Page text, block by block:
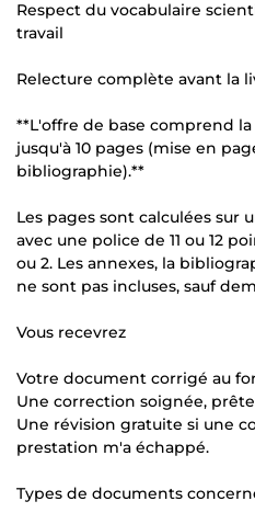
Respect du vocabulaire
travail
Relecture complète avant la
**L'offre de base comprend
jusqu'à 10 pages (mise en
bibliographie).**
Les pages sont calculées sur
avec une police de 11 ou 12
ou 2. Les annexes, la
ne sont pas incluses, sauf
Vous recevrez
Votre document corrigé au
Une correction soignée,
Une révision gratuite si une
prestation m'a échappé.
Types de documents